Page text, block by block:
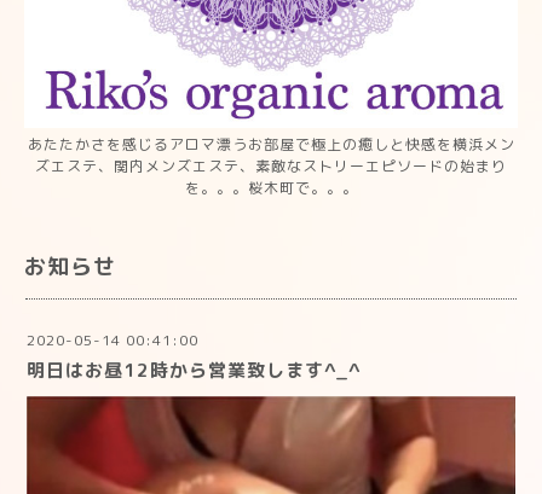
あたたかさを感じるアロマ漂うお部屋で極上の癒しと快感を横浜メン
ズエステ、関内メンズエステ、素敵なストリーエピソードの始まり
を。。。桜木町で。。。
お知らせ
2020-05-14 00:41:00
明日はお昼12時から営業致します^_^